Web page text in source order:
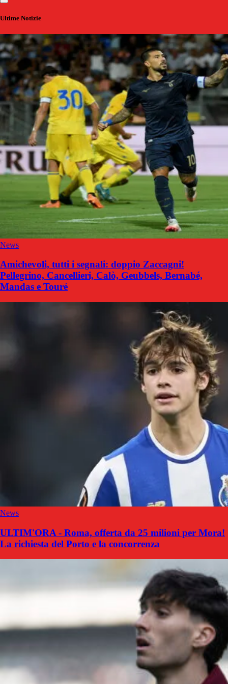
Ultime Notizie
News
Amichevoli, tutti i segnali: doppio Zaccagni!
Pellegrino, Cancellieri, Calò, Geubbels, Bernabé,
Mandas e Touré
News
ULTIM'ORA - Roma, offerta da 25 milioni per Mora!
La richiesta del Porto e la concorrenza